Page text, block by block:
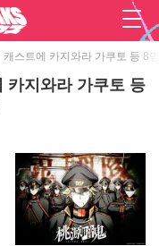
스트에 카지와라 가쿠토 등 8
카지와라 가쿠토 등